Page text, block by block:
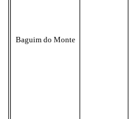
Baguim do Monte